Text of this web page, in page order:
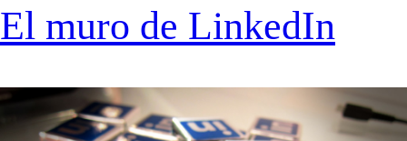
El muro de LinkedIn